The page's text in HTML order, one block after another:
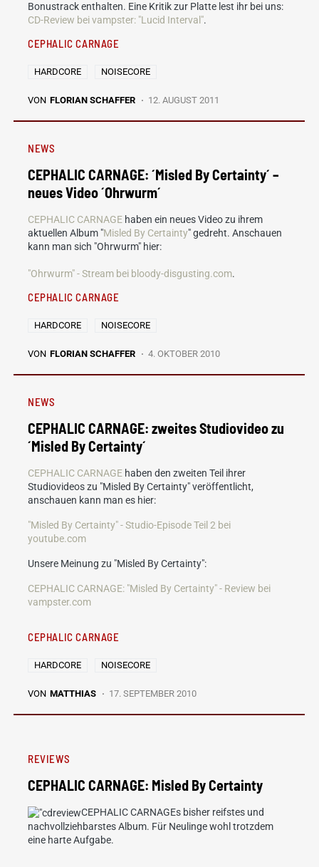
Bonustrack enthalten. Eine Kritik zur Platte lest ihr bei uns:
CD-Review bei vampster: "Lucid Interval".
CEPHALIC CARNAGE
HARDCORE NOISECORE
VON FLORIAN SCHAFFER 12. AUGUST 2011
NEWS
CEPHALIC CARNAGE: ´Misled By Certainty´ –
neues Video ´Ohrwurm´
CEPHALIC CARNAGE haben ein neues Video zu ihrem
aktuellen Album "Misled By Certainty" gedreht. Anschauen
kann man sich "Ohrwurm" hier:
"Ohrwurm" - Stream bei bloody-disgusting.com.
CEPHALIC CARNAGE
HARDCORE NOISECORE
VON FLORIAN SCHAFFER 4. OKTOBER 2010
NEWS
CEPHALIC CARNAGE: zweites Studiovideo zu
´Misled By Certainty´
CEPHALIC CARNAGE haben den zweiten Teil ihrer
Studiovideos zu "Misled By Certainty" veröffentlicht,
anschauen kann man es hier:
"Misled By Certainty" - Studio-Episode Teil 2 bei
youtube.com
Unsere Meinung zu "Misled By Certainty":
CEPHALIC CARNAGE: "Misled By Certainty" - Review bei
vampster.com
CEPHALIC CARNAGE
HARDCORE NOISECORE
VON MATTHIAS 17. SEPTEMBER 2010
REVIEWS
CEPHALIC CARNAGE: Misled By Certainty
CEPHALIC CARNAGEs bisher reifstes und
nachvollziehbarstes Album. Für Neulinge wohl trotzdem
eine harte Aufgabe.